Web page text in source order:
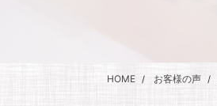
HOME お客様の声